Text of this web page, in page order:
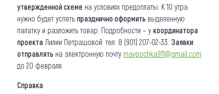
утвержденной схеме на условиях предоплаты. К 10 утра
нужно будет успеть празднично оформить выделенную
палатку и разложить товар. Подробности – у координатора
проекта Лилии Петрашовой: тел. 8 (901) 207-02-33. Заявки
отправлять на электронную почту mavpochka911@gmail.com
до 20 февраля.
Справка